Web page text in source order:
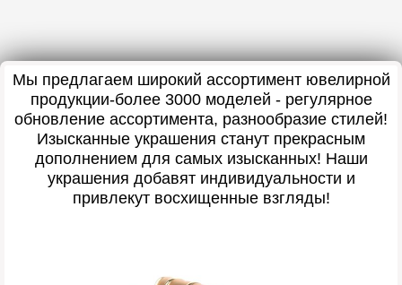
Мы предлагаем широкий ассортимент ювелирной
продукции-более 3000 моделей - регулярное
обновление ассортимента, разнообразие стилей!
Изысканные украшения станут прекрасным
дополнением для самых изысканных! Наши
украшения добавят индивидуальности и
привлекут восхищенные взгляды!